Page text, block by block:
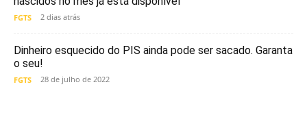
FGTS 2 dias atrás
Dinheiro esquecido do PIS ainda pode ser sacado. Garanta
o seu!
FGTS 28 de julho de 2022